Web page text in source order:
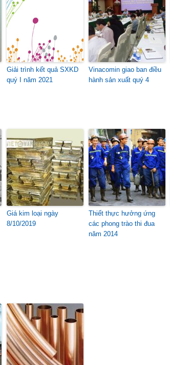
Giải trình kết quả SXKD
quý I năm 2021
Vinacomin giao ban điều
hành sản xuất quý 4
Giá kim loại ngày
8/10/2019
Thiết thực hưởng ứng
các phong trào thi đua
năm 2014